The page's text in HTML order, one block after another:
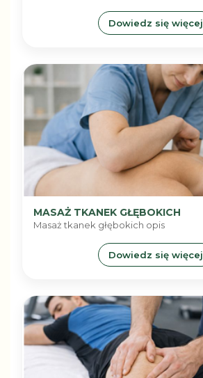
Dowiedz się więcej
MASAŻ TKANEK GŁĘBOKICH
Masaż tkanek głębokich opis
Dowiedz się więcej